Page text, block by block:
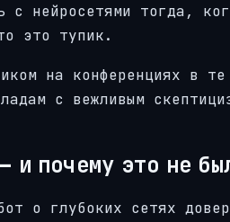
нейросетями тогда,
это тупик.
на конференциях в
с вежливым
почему это не
о глубоких сетях